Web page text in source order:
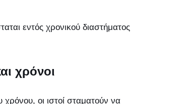
εντός χρονικού διαστήματος
χρόνοι
οι ιστοί σταματούν να